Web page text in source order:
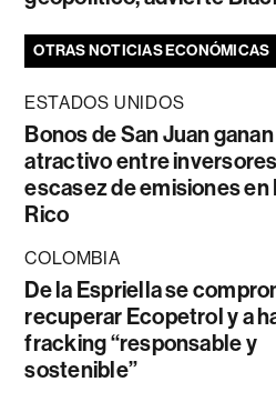
OTRAS NOTICIAS ECONÓMICAS
ESTADOS UNIDOS
Bonos de San Juan ganan
atractivo entre
escasez de emisiones en
Rico
COLOMBIA
De la Espriella se
recuperar Ecopetrol y a
fracking “responsable y
sostenible”